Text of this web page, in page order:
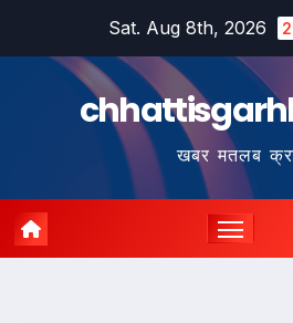
Sat. Aug 8th, 2026
खबर मतलब